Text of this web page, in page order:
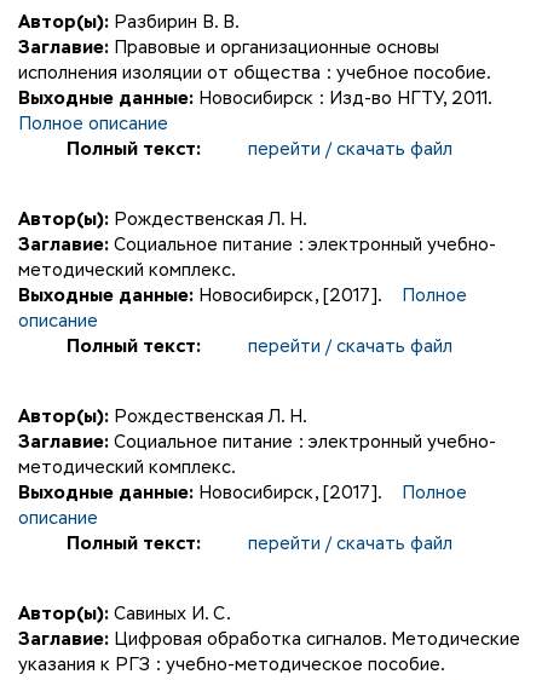
Автор(ы): Разбирин В. В.
Заглавие: Правовые и организационные основы
исполнения изоляции от общества : учебное пособие.
Выходные данные: Новосибирск : Изд-во НГТУ, 2011.
Полное описание
Полный текст:
перейти / скачать файл
Автор(ы): Рождественская Л. Н.
Заглавие: Социальное питание : электронный учебно-
методический комплекс.
Выходные данные: Новосибирск, [2017].
Полное
описание
Полный текст:
перейти / скачать файл
Автор(ы): Рождественская Л. Н.
Заглавие: Социальное питание : электронный учебно-
методический комплекс.
Выходные данные: Новосибирск, [2017].
Полное
описание
Полный текст:
перейти / скачать файл
Автор(ы): Савиных И. С.
Заглавие: Цифровая обработка сигналов. Методические
указания к РГЗ : учебно-методическое пособие.